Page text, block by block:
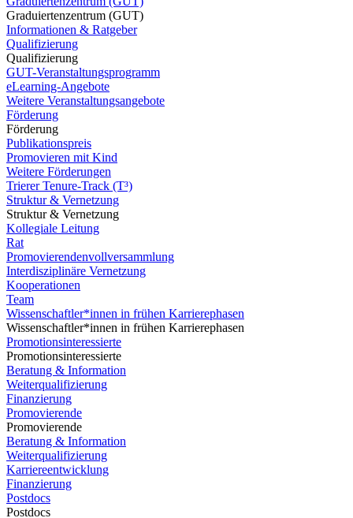
Graduiertenzentrum (GUT)
Informationen & Ratgeber
Qualifizierung
Qualifizierung
GUT-Veranstaltungsprogramm
eLearning-Angebote
Weitere Veranstaltungsangebote
Förderung
Förderung
Publikationspreis
Promovieren mit Kind
Weitere Förderungen
Trierer Tenure-Track (T³)
Struktur & Vernetzung
Struktur & Vernetzung
Kollegiale Leitung
Rat
Promovierendenvollversammlung
Interdisziplinäre Vernetzung
Kooperationen
Team
Wissenschaftler*innen in frühen Karrierephasen
Wissenschaftler*innen in frühen Karrierephasen
Promotionsinteressierte
Promotionsinteressierte
Beratung & Information
Weiterqualifizierung
Finanzierung
Promovierende
Promovierende
Beratung & Information
Weiterqualifizierung
Karriereentwicklung
Finanzierung
Postdocs
Postdocs